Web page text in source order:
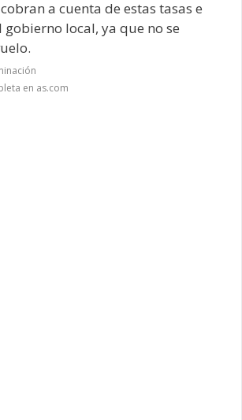
a cuenta de estas tasas e
local, ya que no se
en as.com